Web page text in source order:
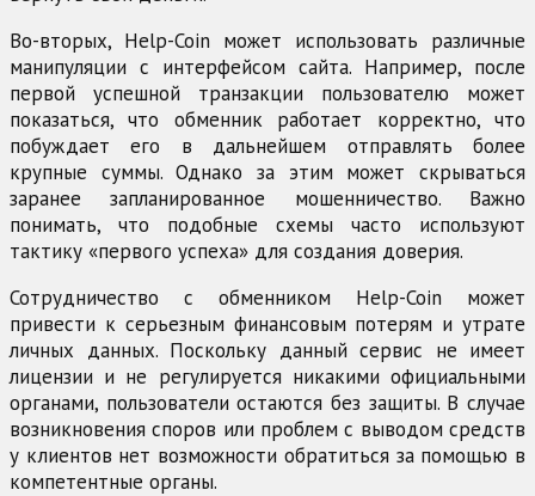
Во-вторых, Help-Coin может использовать различные
манипуляции с интерфейсом сайта. Например, после
первой успешной транзакции пользователю может
показаться, что обменник работает корректно, что
побуждает его в дальнейшем отправлять более
крупные суммы. Однако за этим может скрываться
заранее запланированное мошенничество. Важно
понимать, что подобные схемы часто используют
тактику «первого успеха» для создания доверия.
Сотрудничество с обменником Help-Coin может
привести к серьезным финансовым потерям и утрате
личных данных. Поскольку данный сервис не имеет
лицензии и не регулируется никакими официальными
органами, пользователи остаются без защиты. В случае
возникновения споров или проблем с выводом средств
у клиентов нет возможности обратиться за помощью в
компетентные органы.